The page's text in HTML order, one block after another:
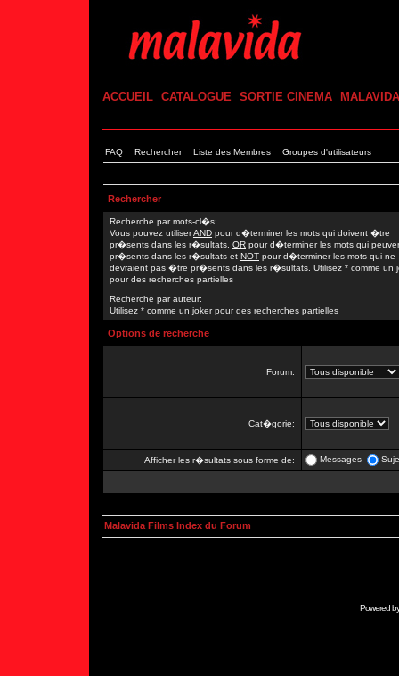
ACCUEIL CATALOGUE SORTIE CINEMA MALAVIDA
FAQ Rechercher Liste des Membres Groupes d'utilisateurs
Rechercher
Recherche par mots-cl�s:
Vous pouvez utiliserAND pour d�terminer les mots qui doivent �tre
pr�sents dans les r�sultats, OR pour d�terminer les mots qui
pr�sents dans les r�sultats et NOT pour d�terminer les mots qui ne
devraient pas �tre pr�sents dans les r�sultats. Utilisez * comme un
pour des recherches partielles
Recherche par auteur:
Utilisez * comme un joker pour des recherches partielles
Options de recherche
Forum:
Cat�gorie:
Afficher les r�sultats sous forme de: Messages
Malavida Films Index du Forum
Powered